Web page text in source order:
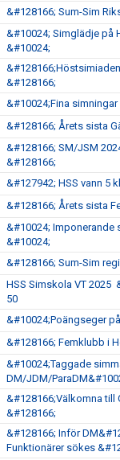
&#128166; Sum-Sim
&#10024; Simglädje på
&#10024;
&#128166;
&#10024;Fina
&#128166; Årets sista
&#128166; SM/JSM
&#128166;
&#127942; HSS vann 5
&#128166; Årets sista
&#10024; Imponerande
&#10024;
&#128166; Sum-Sim
HSS Simskola VT 2025
50
&#10024;Poängseger
&#128166; Femklubb i
&#10024;Taggade
DM/JDM/
&#128166;Välkomna till
&#128166;
&#128166; Inför
Funktionärer sökes